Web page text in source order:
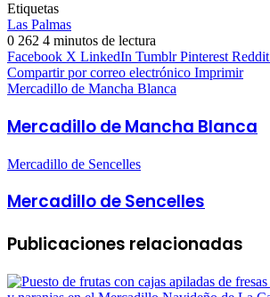
Etiquetas
Las Palmas
0 262 4 minutos de lectura
Facebook X LinkedIn Tumblr Pinterest Reddit
Compartir por correo electrónico Imprimir
Mercadillo de Mancha Blanca
Mercadillo de Mancha Blanca
Mercadillo de Sencelles
Mercadillo de Sencelles
Publicaciones relacionadas